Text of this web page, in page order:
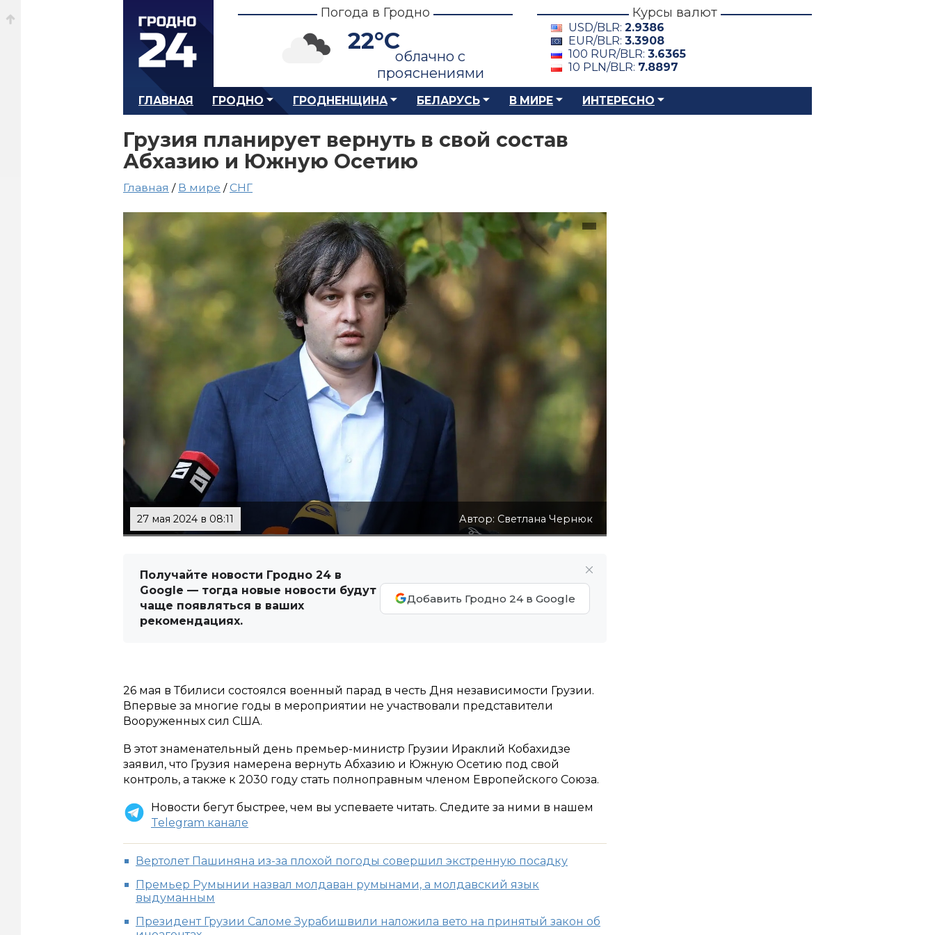
Погода в Гродно
22°C
облачно с
прояснениями
Курсы валют
USD/BLR: 2.9386
EUR/BLR: 3.3908
100 RUR/BLR: 3.6365
10 PLN/BLR: 7.8897
ГЛАВНАЯ ГРОДНО ГРОДНЕНЩИНА БЕЛАРУСЬ В МИРЕ ИНТЕРЕСНО
Грузия планирует вернуть в свой состав
Абхазию и Южную Осетию
Главная / В мире /СНГ
27 мая 2024 в 08:11 Автор: Светлана Чернюк
Получайте новости Гродно 24 в
Google — тогда новые новости будут
чаще появляться в ваших
рекомендациях.
Добавить Гродно 24 в Google
26 мая в Тбилиси состоялся военный парад в честь Дня независимости Грузии.
Впервые за многие годы в мероприятии не участвовали представители
Вооруженных сил США.
В этот знаменательный день премьер-министр Грузии Ираклий Кобахидзе
заявил, что Грузия намерена вернуть Абхазию и Южную Осетию под свой
контроль, а также к 2030 году стать полноправным членом Европейского Союза.
Новости бегут быстрее, чем вы успеваете читать. Следите за ними в нашем
Telegram канале
Вертолет Пашиняна из-за плохой погоды совершил экстренную посадку
Премьер Румынии назвал молдаван румынами, а молдавский язык
выдуманным
Президент Грузии Саломе Зурабишвили наложила вето на принятый закон об